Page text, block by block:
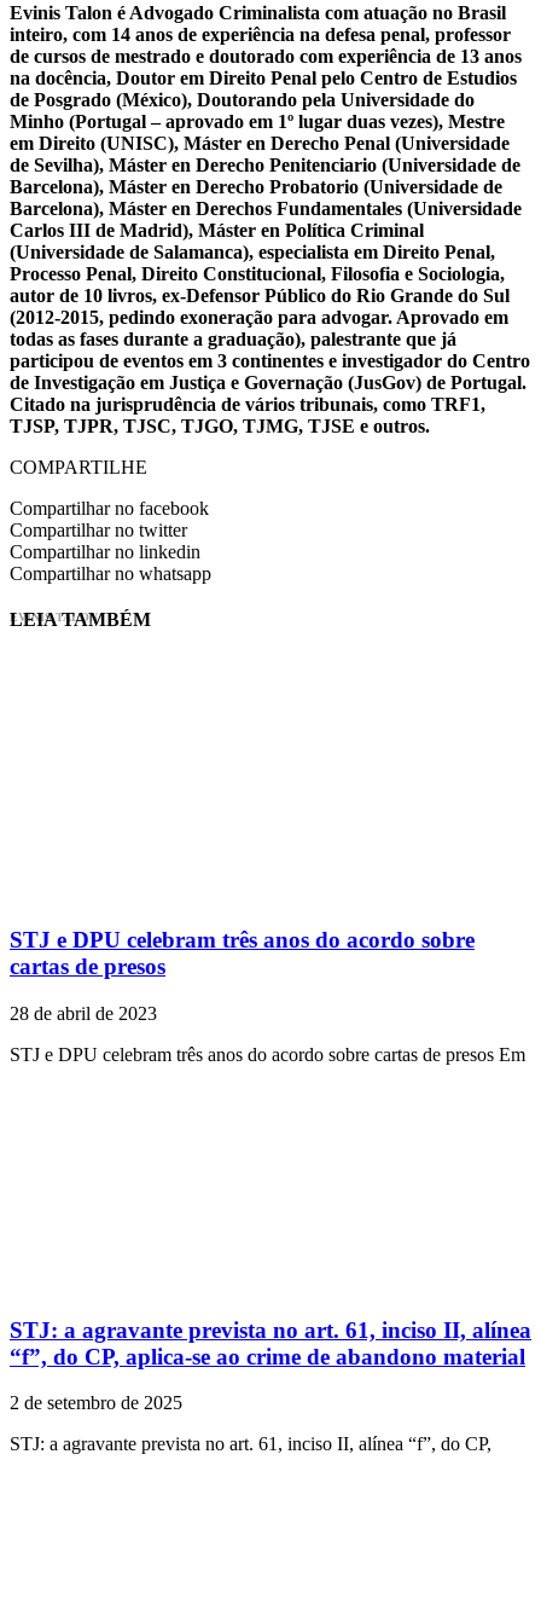
Evinis Talon é Advogado Criminalista com atuação no Brasil
inteiro, com 14 anos de experiência na defesa penal, professor
de cursos de mestrado e doutorado com experiência de 13 anos
na docência, Doutor em Direito Penal pelo Centro de Estudios
de Posgrado (México), Doutorando pela Universidade do
Minho (Portugal – aprovado em 1º lugar duas vezes), Mestre
em Direito (UNISC), Máster en Derecho Penal (Universidade
de Sevilha), Máster en Derecho Penitenciario (Universidade de
Barcelona), Máster en Derecho Probatorio (Universidade de
Barcelona), Máster en Derechos Fundamentales (Universidade
Carlos III de Madrid), Máster en Política Criminal
(Universidade de Salamanca), especialista em Direito Penal,
Processo Penal, Direito Constitucional, Filosofia e Sociologia,
autor de 10 livros, ex-Defensor Público do Rio Grande do Sul
(2012-2015, pedindo exoneração para advogar. Aprovado em
todas as fases durante a graduação), palestrante que já
participou de eventos em 3 continentes e investigador do Centro
de Investigação em Justiça e Governação (JusGov) de Portugal.
Citado na jurisprudência de vários tribunais, como TRF1,
TJSP, TJPR, TJSC, TJGO, TJMG, TJSE e outros.
COMPARTILHE
Compartilhar no facebook
Compartilhar no twitter
Compartilhar no linkedin
Compartilhar no whatsapp
EVINIS TALON
LEIA TAMBÉM
STJ e DPU celebram três anos do acordo sobre
cartas de presos
28 de abril de 2023
STJ e DPU celebram três anos do acordo sobre cartas de presos ​Em
STJ: a agravante prevista no art. 61, inciso II, alínea
“f”, do CP, aplica-se ao crime de abandono material
2 de setembro de 2025
STJ: a agravante prevista no art. 61, inciso II, alínea “f”, do CP,